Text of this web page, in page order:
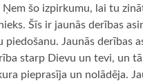
Ņem šo izpirkumu, lai tu
Šīs ir jaunās derības
piedošanu. Jaunās derības
starp Dievu un tevi, un
pieprasīja un nolādēja.